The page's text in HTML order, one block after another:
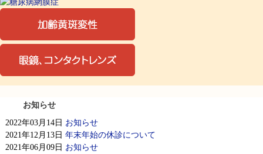
お知らせ
2022年03月14日 お知らせ
2021年12月13日 年末年始の休診について
2021年06月09日 お知らせ